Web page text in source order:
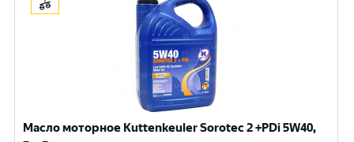
Масло моторное Kuttenkeuler Sorotec 2 +PDi 5W40,